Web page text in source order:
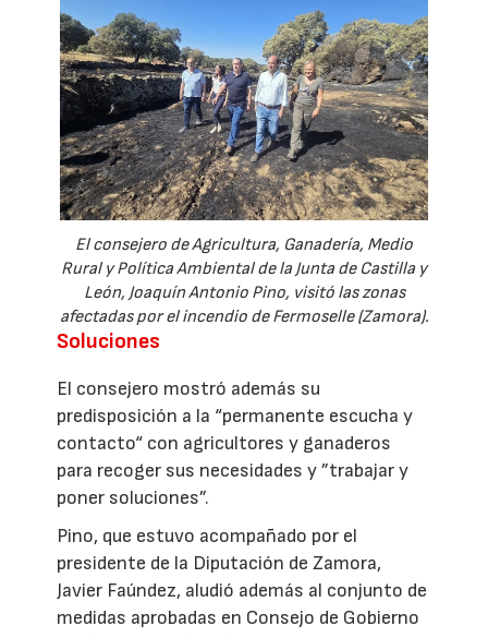
El consejero de Agricultura, Ganadería, Medio
Rural y Política Ambiental de la Junta de Castilla y
León, Joaquín Antonio Pino, visitó las zonas
afectadas por el incendio de Fermoselle (Zamora).
Soluciones
El consejero mostró además su
predisposición a la “permanente escucha y
contacto“ con agricultores y ganaderos
para recoger sus necesidades y ”trabajar y
poner soluciones”.
Pino, que estuvo acompañado por el
presidente de la Diputación de Zamora,
Javier Faúndez, aludió además al conjunto de
medidas aprobadas en Consejo de Gobierno